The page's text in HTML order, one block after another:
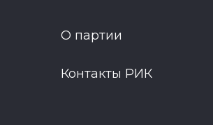
О партии
Контакты РИК